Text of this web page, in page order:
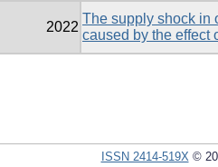
2022
The supply shock in
caused by the effect
ISSN 2414-519X©